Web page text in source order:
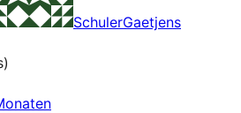
SchulerGaetjens